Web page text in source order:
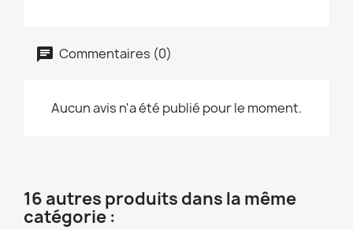
Commentaires (0)
Aucun avis n'a été publié pour le moment.
16 autres produits dans la même
catégorie :